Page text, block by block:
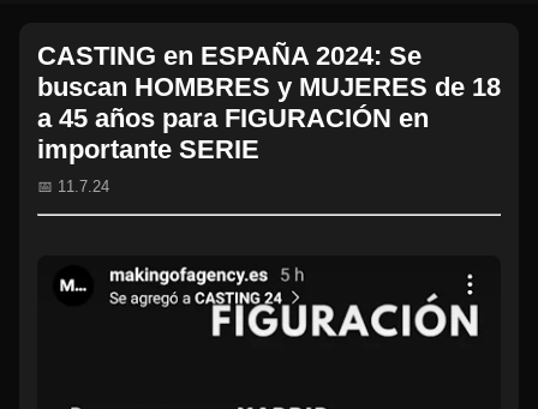
CASTING en ESPAÑA 2024: Se
buscan HOMBRES y MUJERES de 18
a 45 años para FIGURACIÓN en
importante SERIE
📅 11.7.24